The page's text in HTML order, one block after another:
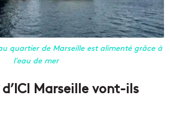
quartier de Marseille est alimenté grâce à
l’eau de mer
Marseille vont-ils